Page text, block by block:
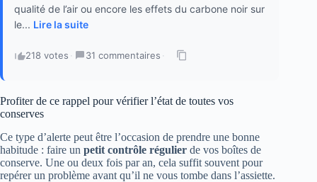
qualité de l’air ou encore les effets du carbone noir sur
le... Lire la suite
218 votes · 31 commentaires ·
Profiter de ce rappel pour vérifier l’état de toutes vos
conserves
Ce type d’alerte peut être l’occasion de prendre une bonne
habitude : faire un petit contrôle régulier de vos boîtes de
conserve. Une ou deux fois par an, cela suffit souvent pour
repérer un problème avant qu’il ne vous tombe dans l’assiette.